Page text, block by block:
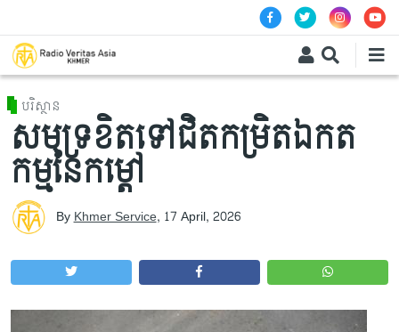
បរិស្ថាន
សមុទ្រខិតទៅជិតកម្រិតឯកត
កម្មនៃកម្តៅ
ByKhmer Service, 17 April, 2026